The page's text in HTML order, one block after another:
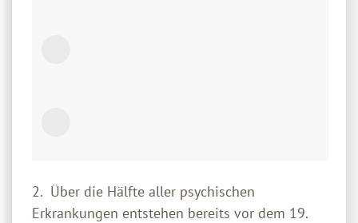
2. Über die Hälfte aller psychischen
Erkrankungen entstehen bereits vor dem 19.